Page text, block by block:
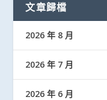
文章歸檔
2026 年 8 月
2026 年 7 月
2026 年 6 月